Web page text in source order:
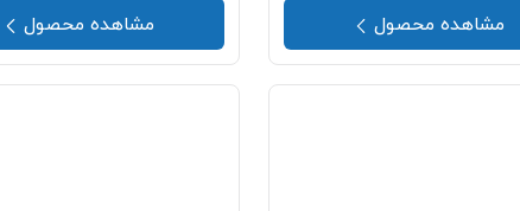
مشاهده محصول مشاهده محصول